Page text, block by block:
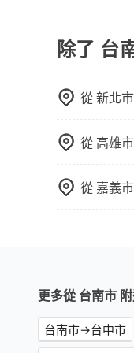
同行，卻無
須乘坐兒童
除了 台
從新北市
從 高雄市
從 嘉義市
更多從 台南市
台南市→台中市